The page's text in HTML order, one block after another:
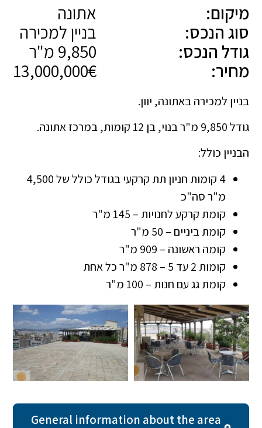
מיקום:
אתונה
סוג הנכס:
בניין למכירה
גודל הנכס:
מחיר:
13,000,000€
בניין למכירה באתונה, יוון.
גודל 9,850 מ"ר בנוי, בן 12 קומות, במרכז אתונה.
הבניין כולל:
4 קומות חניון תת קרקעי בגודל כולל של 4,500
מ"ר סה"כ
קומת קרקע לחנויות – 145 מ"ר
קומת ביניים – 50 מ"ר
קומה ראשונה – 909 מ"ר
קומות 2 עד 5 – 878 מ"ר כל אחת
קומת גג עם חנות – 100 מ"ר
General information about the area